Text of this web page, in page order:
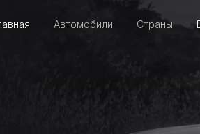
Автомобили Страны